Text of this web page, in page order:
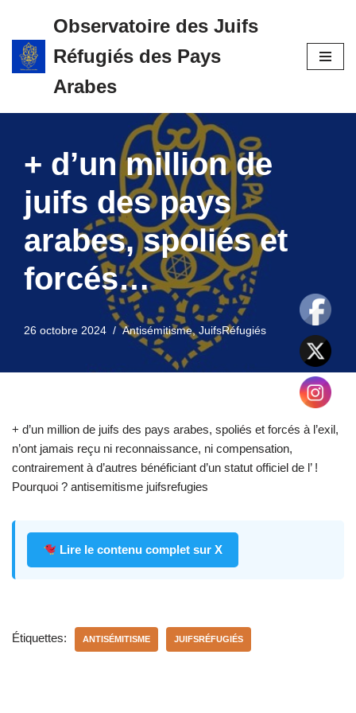
Aller
au
Observatoire des Juifs
Réfugiés des Pays
Arabes
+ d’un million de
juifs des pays
arabes, spoliés et
forcés…
26 octobre 2024 Antisémitisme,JuifsRéfugiés
+ d’un million de juifs des pays arabes, spoliés et forcés à l’exil,
n’ont jamais reçu ni reconnaissance, ni compensation,
contrairement à d’autres bénéficiant d’un statut officiel de l’ !
Pourquoi ? antisemitisme juifsrefugies
Lire le contenu complet sur X
Étiquettes: ANTISÉMITISME JUIFSRÉFUGIÉS